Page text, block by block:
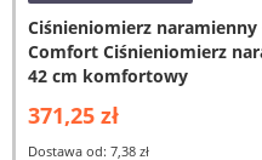
Ciśnieniomierz
Comfort Ciśnieniomierz
42 cm komfortowy
371,25 zł
Dostawa od: 7,38 zł